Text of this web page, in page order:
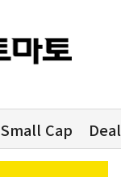
Small Cap Deal